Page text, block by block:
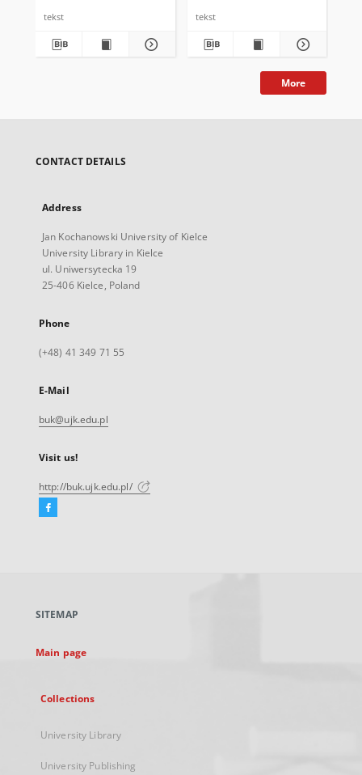
tekst tekst
More
CONTACT DETAILS
Address
Jan Kochanowski University of Kielce
University Library in Kielce
ul. Uniwersytecka 19
25-406 Kielce, Poland
Phone
(+48) 41 349 71 55
E-Mail
buk@ujk.edu.pl
Visit us!
http://buk.ujk.edu.pl/
Facebook
new
SITEMAP
Main page
Collections
University Library
University Publishing